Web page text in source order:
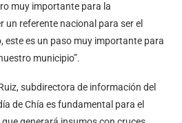
muy importante para la
un referente nacional para ser el
este es un paso muy importante para
municipio”.
subdirectora de información del
de Chía es fundamental para el